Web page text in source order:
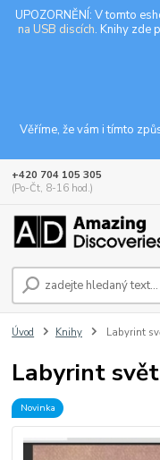
UPOZORNĚNÍ: V tomto
na USB discích. Knihy zde
Věříme, že vám i tímto
+420 704 105 305
(Po-Čt, 8-16 hod.)
Úvod Knihy Labyrint
Labyrint
Novinka